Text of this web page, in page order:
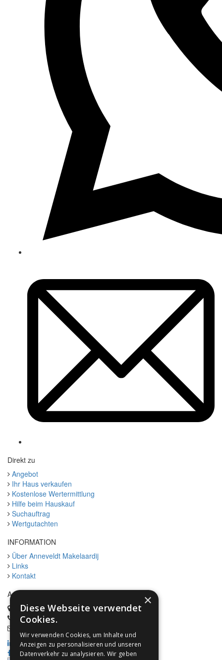
Direkt zu
Angebot
Ihr Haus verkaufen
Kostenlose Wertermittlung
Hilfe beim Hauskauf
Suchauftrag
Wertgutachten
INFORMATION
Über Anneveldt Makelaardij
Links
Kontakt
Anneveldt makelaardij
Adresse:Windeveld 2, 7006VA Doetinchem
Telefon:0031 314 653338
×
Diese Webseite verwendet
Cookies.
Wir verwenden Cookies, um Inhalte und
Anzeigen zu personalisieren und unseren
Datenverkehr zu analysieren. Wir geben